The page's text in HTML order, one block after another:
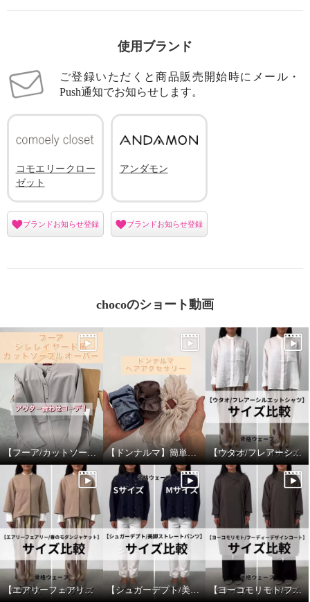
使用ブランド
ご登録いただくと商品販売開始時にメール・
Push通知でお知らせします。
コモエリークロー
ゼット
ブランドお知らせ登録
アンダモン
ブランドお知らせ登録
chocoのショート動画
【フーア/カットソープルオーバー】アウター合わせ！ 【ドンナルマ】簡単ヘアアレンジ！ 【ウタオ/フレアーシルエットシャツ】サイズ比較
【エアリーフェアリー/春のモダンジャケット】サイズ比較 【シュガーデプト/美脚ストレートパンツ】サイズ比較 【ヨーコモリモト/フーディーデザインコート】サイズ比較